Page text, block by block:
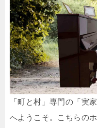
「町と村」専門の「実
へようこそ。こちらの